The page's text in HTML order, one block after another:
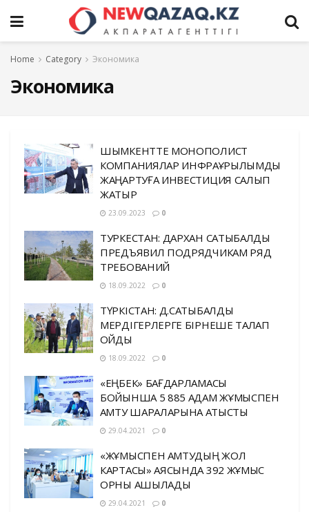
Home Category Экономика
Экономика
ШЫМКЕНТТЕ МОНОПОЛИСТ
КОМПАНИЯЛАР ИНФРАҚҰРЫЛЫМДЫ
ЖАҢАРТУҒА ИНВЕСТИЦИЯ САЛЫП
ЖАТЫР
23.09.2023 0
ТУРКЕСТАН: ДАРХАН САТЫБАЛДЫ
ПРЕДЪЯВИЛ ПОДРЯДЧИКАМ РЯД
ТРЕБОВАНИЙ
18.09.2022 0
ТҮРКІСТАН: Д.САТЫБАЛДЫ
МЕРДІГЕРЛЕРГЕ БІРНЕШЕ ТАЛАП
ҚОЙДЫ
18.09.2022 0
«ЕҢБЕК» БАҒДАРЛАМАСЫ
БОЙЫНША 5 885 АДАМ ЖҰМЫСПЕН
ҚАМТУ ШАРАЛАРЫНА ҚАТЫСТЫ
29.04.2021 0
«ЖҰМЫСПЕН ҚАМТУДЫҢ ЖОЛ
КАРТАСЫ» АЯСЫНДА 392 ЖҰМЫС
ОРНЫ АШЫЛАДЫ
29.04.2021 0